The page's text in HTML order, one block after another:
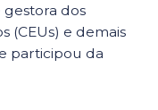
gestora dos
(CEUs) e demais
participou da